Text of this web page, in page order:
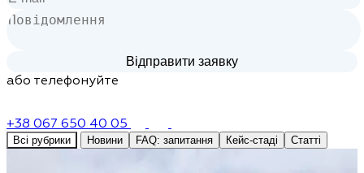
або телефонуйте
+38 067 650 40 05
Всі рубрики Новини FAQ: запитання Кейс-стаді Статті